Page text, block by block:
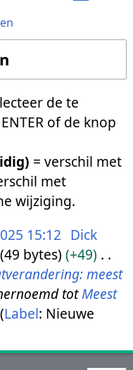
de te
of de knop
= verschil met
met
wijziging.
15:12 Dick
49 bytes
+49
meest
totMeest
Label: Nieuwe